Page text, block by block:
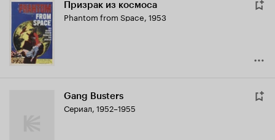
Призрак из космоса
Phantom from Space, 1953
Gang Busters
Сериал, 1952–1955